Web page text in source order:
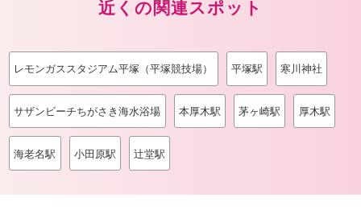
近くの関連スポット
レモンガススタジアム平塚（平塚競技場） 平塚駅 寒川神社
サザンビーチちがさき海水浴場 本厚木駅 茅ヶ崎駅 厚木駅
海老名駅 小田原駅 辻堂駅